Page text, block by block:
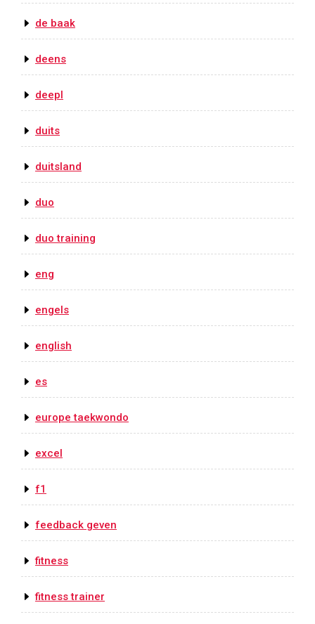
de baak
deens
deepl
duits
duitsland
duo
duo training
eng
engels
english
es
europe taekwondo
excel
f1
feedback geven
fitness
fitness trainer